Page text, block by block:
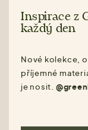
Inspirace z
každý den
Nové kolekce,
příjemné
je nosit.